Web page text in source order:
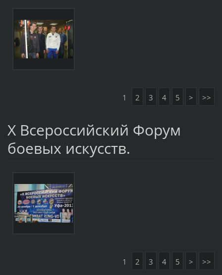
1 2 3 4 5 > >>
Х Всероссийский Форум
боевых искусств.
1 2 3 4 5 > >>